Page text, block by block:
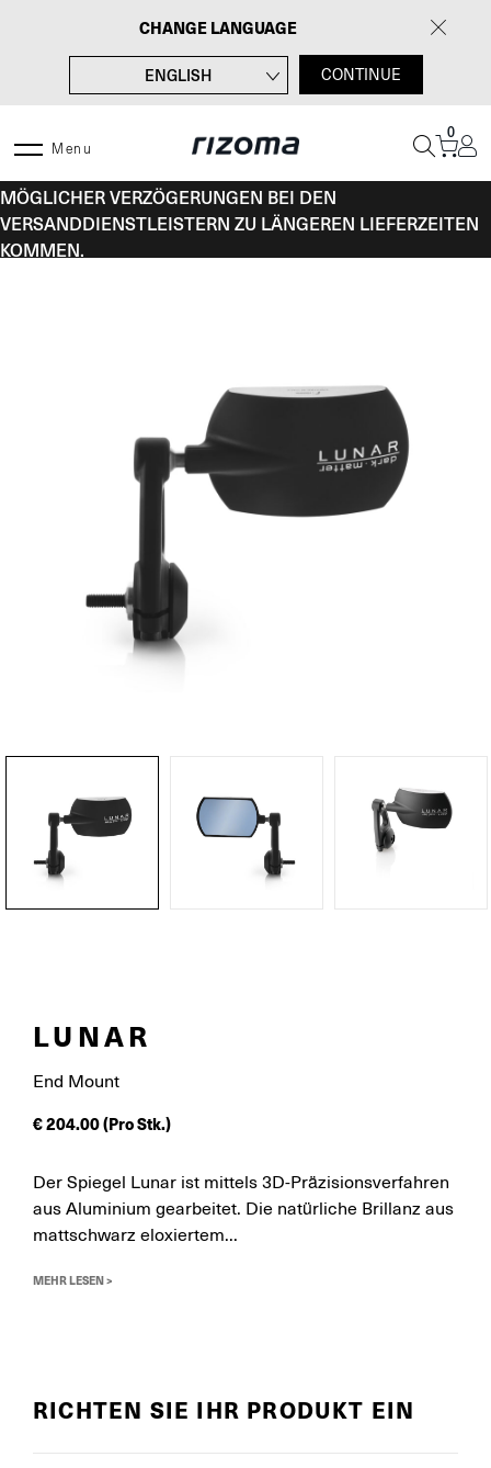
CHANGE LANGUAGE
ENGLISH
ITALIANO
ESPAÑOL
CONTINUE
Menu
0
MÖGLICHER VERZÖGERUNGEN BEI DEN
VERSANDDIENSTLEISTERN ZU LÄNGEREN LIEFERZEITEN
KOMMEN.
LUNAR
End Mount
€204.00(Pro Stk.)
Der Spiegel Lunar ist mittels 3D-Präzisionsverfahren
aus Aluminium gearbeitet. Die natürliche Brillanz aus
mattschwarz eloxiertem...
MEHR LESEN >
RICHTEN SIE IHR PRODUKT EIN